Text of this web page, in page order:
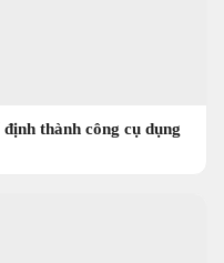
thành công cụ dụng